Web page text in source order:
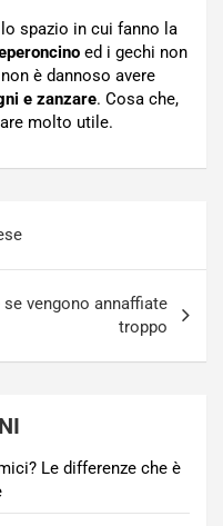
spazio in cui fanno la
ed i gechi non
è dannoso avere
e zanzare. Cosa che,
molto utile.
vengono annaffiate
troppo
Le differenze che è